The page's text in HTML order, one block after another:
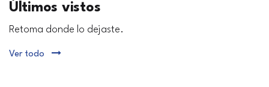
Últimos vistos
Retoma donde lo dejaste.
Ver todo